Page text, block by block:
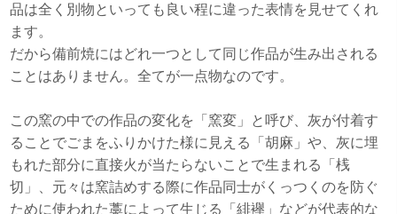
品は全く別物といっても良い程に違った表情を見せてくれ
ます。
だから備前焼にはどれ一つとして同じ作品が生み出される
ことはありません。全てが一点物なのです。
この窯の中での作品の変化を「窯変」と呼び、灰が付着す
ることでごまをふりかけた様に見える「胡麻」や、灰に埋
もれた部分に直接火が当たらないことで生まれる「桟
切」、元々は窯詰めする際に作品同士がくっつくのを防ぐ
ために使われた藁によって生じる「緋襷」などが代表的な